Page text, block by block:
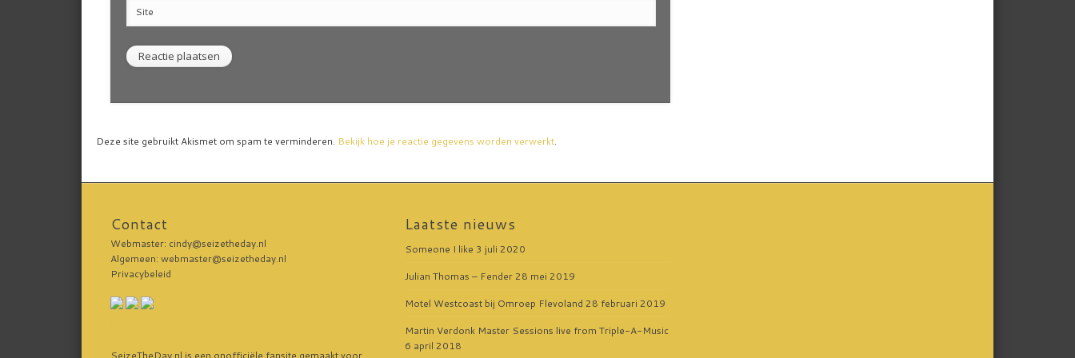
Site
Deze site gebruikt Akismet om spam te verminderen. Bekijk hoe je reactie gegevens worden verwerkt.
Contact
Webmaster: cindy@seizetheday.nl
Algemeen: webmaster@seizetheday.nl
Privacybeleid
SeizeTheDay.nl is een onofficiële fansite gemaakt voor
Laatste nieuws
Someone I like 3 juli 2020
Julian Thomas – Fender 28 mei 2019
Motel Westcoast bij Omroep Flevoland 28 februari 2019
Martin Verdonk Master Sessions live from Triple-A-Music
6 april 2018